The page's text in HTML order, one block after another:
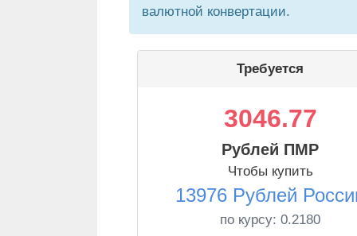
валютной конвертации.
Требуется
3046.77
Рублей ПМР
Чтобы купить
13976 Рублей
по курсу: 0.2180